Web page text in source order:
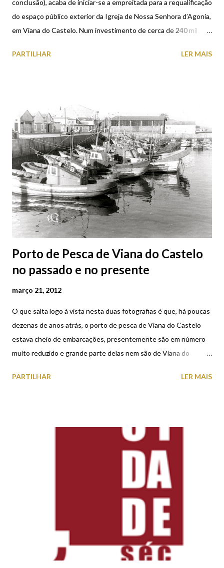
conclusão), acaba de iniciar-se a empreitada para a requalificação
do espaço público exterior da Igreja de Nossa Senhora d’Agonia,
em Viana do Castelo. Num investimento de cerca de 240 mil
reorganização dos circuitos de circulação envolvente, espaços
Senhora da Agonia, tornava urgente esta intervenção.
PARTILHAR LER MAIS
Porto de Pesca de Viana do Castelo
no passado e no presente
março 21, 2012
O que salta logo à vista nesta duas fotografias é que, há poucas
dezenas de anos atrás, o porto de pesca de Viana do Castelo
estava cheio de embarcações, presentemente são em número
muito reduzido e grande parte delas nem são de Viana do
PARTILHAR
LER MAIS